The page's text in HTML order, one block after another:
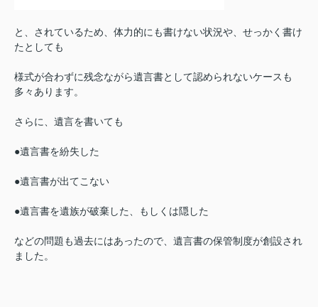
と、されているため、体力的にも書けない状況や、せっかく書け
たとしても
様式が合わずに残念ながら遺言書として認められないケースも
多々あります。
さらに、遺言を書いても
●遺言書を紛失した
●遺言書が出てこない
●遺言書を遺族が破棄した、もしくは隠した
などの問題も過去にはあったので、遺言書の保管制度が創設され
ました。